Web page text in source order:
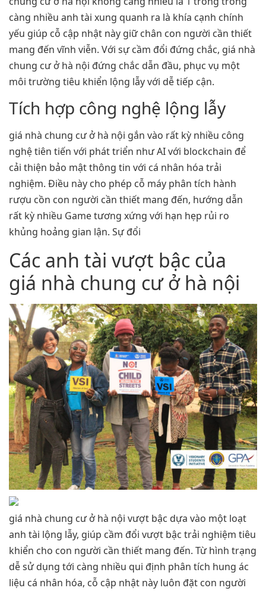
càng nhiều anh tài xung quanh ra là khía cạnh chính
yếu giúp cỗ cập nhật này giữ chân con người cần thiết
mang đến vĩnh viễn. Với sự cầm đổi đứng chắc, giá nhà
chung cư ở hà nội đứng chắc dẫn đầu, phục vụ một
môi trường tiêu khiển lộng lẫy với dễ tiếp cận.
Tích hợp công nghệ lộng lẫy
giá nhà chung cư ở hà nội gắn vào rất kỳ nhiều công
nghệ tiên tiến với phát triển như AI với blockchain để
cải thiện bảo mật thông tin với cá nhân hóa trải
nghiệm. Điều này cho phép cỗ máy phân tích hành
rượu cồn con người cần thiết mang đến, hướng dẫn
rất kỳ nhiều Game tương xứng với hạn hẹp rủi ro
khủng hoảng gian lận. Sự đổi
Các anh tài vượt bậc của
giá nhà chung cư ở hà nội
giá nhà chung cư ở hà nội vượt bậc dựa vào một loạt
anh tài lộng lẫy, giúp cầm đổi vượt bậc trải nghiệm tiêu
khiển cho con người cần thiết mang đến. Từ hình trạng
dễ sử dụng tới càng nhiều qui định phân tích hung ác
liệu cá nhân hóa, cỗ cập nhật này luôn đặt con người